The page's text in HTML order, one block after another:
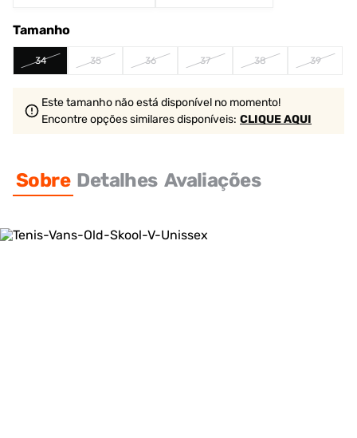
Tamanho
34 35 36 37 38 39
Este tamanho não está disponível no momento!
Encontre opções similaresdisponíveis: CLIQUE AQUI
Sobre Detalhes Avaliações